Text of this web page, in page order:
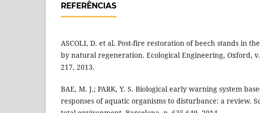
REFERÊNCIAS
ASCOLI, D. et al. Post-fire restoration of beech stands in
by natural regeneration. Ecological Engineering, Oxford,
217, 2013.
BAE, M. J.; PARK, Y. S. Biological early warning system
responses of aquatic organisms to disturbance: a review.